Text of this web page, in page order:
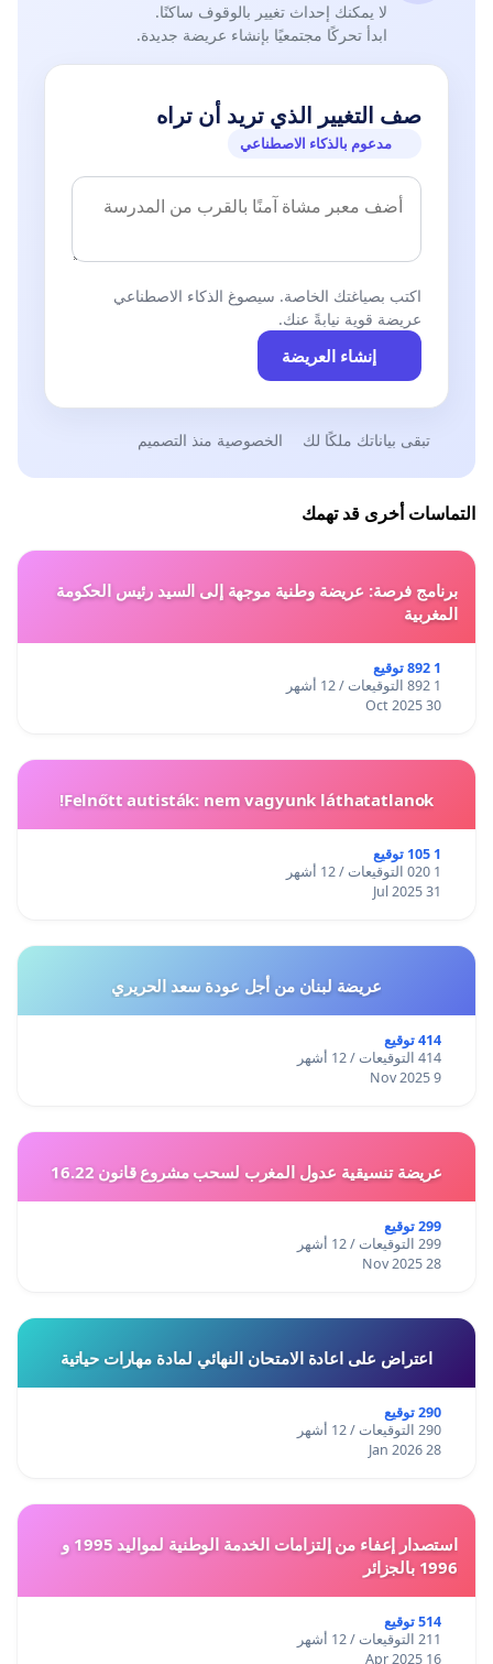
لا يمكنك إحداث تغيير بالوقوف ساكنًا.
ابدأ تحركًا مجتمعيًا بإنشاء عريضة جديدة.
صف التغيير الذي تريد أن تراه
مدعوم بالذكاء الاصطناعي
اكتب بصياغتك الخاصة. سيصوغ الذكاء الاصطناعي
عريضة قوية نيابةً عنك.
إنشاء العريضة
تبقى بياناتك ملكًا لك الخصوصية منذ التصميم
التماسات أخرى قد تهمك
برنامج فرصة: عريضة وطنية موجهة إلى السيد رئيس الحكومة
المغربية
1 892 توقيع
1 892 التوقيعات / 12 أشهر
30 Oct 2025
Felnőtt autisták: nem vagyunk láthatatlanok!
1 105 توقيع
1 020 التوقيعات / 12 أشهر
31 Jul 2025
عريضة لبنان من أجل عودة سعد الحريري
414 توقيع
414 التوقيعات / 12 أشهر
9 Nov 2025
عريضة تنسيقية عدول المغرب لسحب مشروع قانون 16.22
299 توقيع
299 التوقيعات / 12 أشهر
28 Nov 2025
اعتراض على اعادة الامتحان النهائي لمادة مهارات حياتية
290 توقيع
290 التوقيعات / 12 أشهر
28 Jan 2026
استصدار إعفاء من إلتزامات الخدمة الوطنية لمواليد 1995 و
1996 بالجزائر
514 توقيع
211 التوقيعات / 12 أشهر
16 Apr 2025